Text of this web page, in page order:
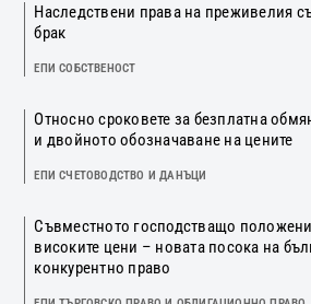
Наследствени права на преживелия
брак
ЕПИ СОБСТВЕНОСТ
Относно сроковете за безплатна
и двойното обозначаване на цените
ЕПИ СЧЕТОВОДСТВО И ДАНЪЦИ
Съвместното господстващо
високите цени – новата посока на
конкурентно право